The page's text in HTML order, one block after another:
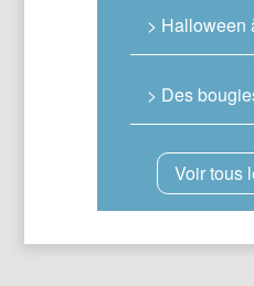
> Halloween
> Des
Voir tous